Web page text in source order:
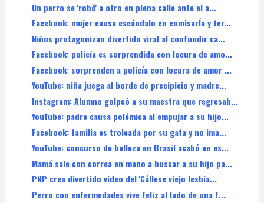
Un perro se 'robó' a otro en plena calle ante el a...
Facebook: mujer causa escándalo en comisarÍa y ter...
Niños protagonizan divertido viral al confundir ca...
Facebook: policía es sorprendida con locura de amo...
Facebook: sorprenden a policía con locura de amor ...
YouTube: niña juega al borde de precipicio y madre...
Instagram: Alumno golpeó a su maestra que regresab...
YouTube: padre causa polémica al empujar a su hijo...
Facebook: familia es troleada por su gata y no ima...
YouTube: concurso de belleza en Brasil acabó en es...
Mamá sale con correa en mano a buscar a su hijo pa...
PNP crea divertido video del 'Cállese viejo lesbia...
Perro con enfermedades vive feliz al lado de una f...